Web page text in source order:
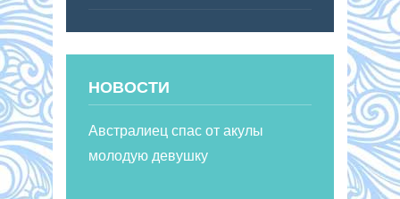
НОВОСТИ
Австралиец спас от акулы
молодую девушку